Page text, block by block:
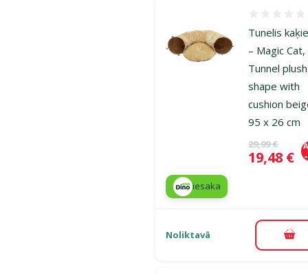
Tunelis
– Magic Cat,
Tunnel
shape with
cushion
95 x 26 cm
Oriģinālā
29,99 €
Cena
19,48 €
iesaka
Noliktavā